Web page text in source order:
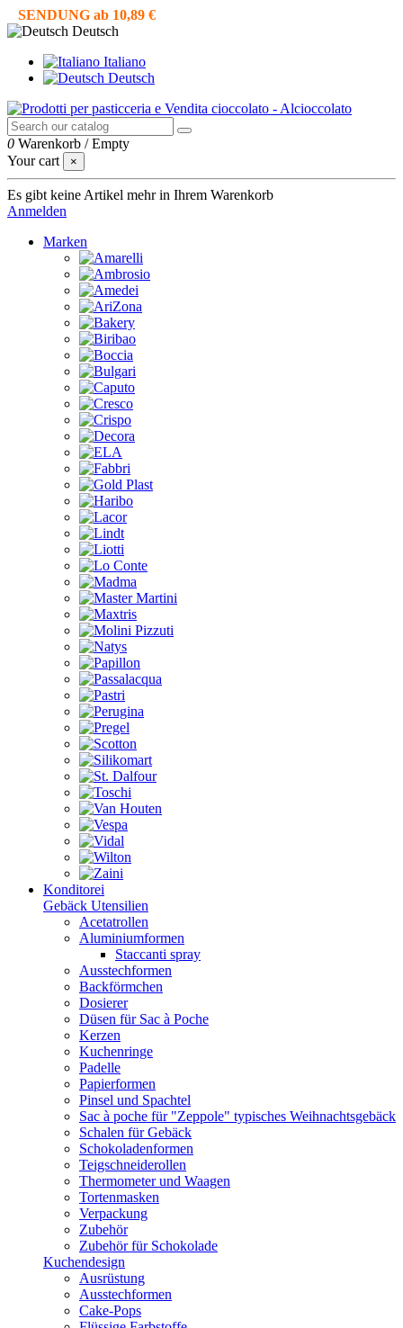
SENDUNG ab 10,89 €
Deutsch
Italiano
Deutsch
0 Warenkorb /Empty
Your cart
×
Es gibt keine Artikel mehr in Ihrem Warenkorb
Anmelden
Marken
Konditorei
Gebäck Utensilien
Acetatrollen
Aluminiumformen
Staccanti spray
Ausstechformen
Backförmchen
Dosierer
Düsen für Sac à Poche
Kerzen
Kuchenringe
Padelle
Papierformen
Pinsel und Spachtel
Sac à poche für "Zeppole" typisches Weihnachtsgebäck
Schalen für Gebäck
Schokoladenformen
Teigschneiderollen
Thermometer und Waagen
Tortenmasken
Verpackung
Zubehör
Zubehör für Schokolade
Kuchendesign
Ausrüstung
Ausstechformen
Cake-Pops